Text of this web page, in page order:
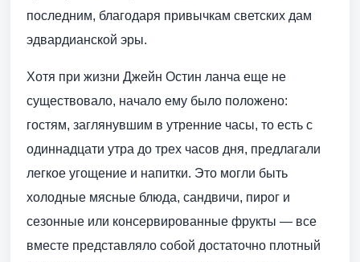
последним, благодаря привычкам светских дам
эдвардианской эры.
Хотя при жизни Джейн Остин ланча еще не
существовало, начало ему было положено:
гостям, заглянувшим в утренние часы, то есть с
одиннадцати утра до трех часов дня, предлагали
легкое угощение и напитки. Это могли быть
холодные мясные блюда, сандвичи, пирог и
сезонные или консервированные фрукты — все
вместе представляло собой достаточно плотный